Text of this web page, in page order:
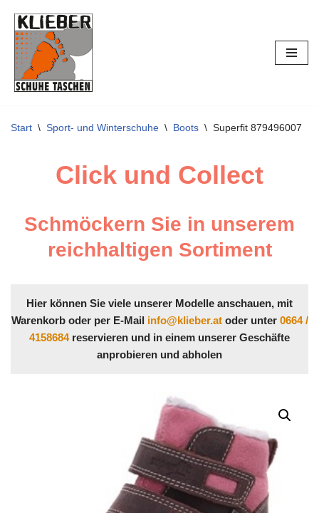
Zum
Inhalt
springen
Start \ Sport- und Winterschuhe \ Boots \ Superfit 879496007
Click und Collect
Schmöckern Sie in unserem
reichhaltigen Sortiment
Hier können Sie viele unserer Modelle anschauen, mit
Warenkorb oder per E-Mail info@klieber.atoder unter 0664 /
4158684reservieren und in einem unserer Geschäfte
anprobieren und abholen